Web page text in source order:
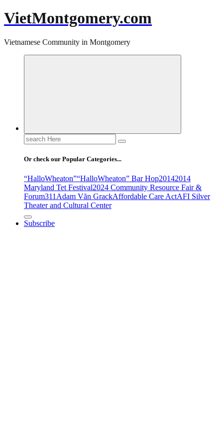
VietMontgomery.com
Vietnamese Community in Montgomery
Search
for:
Or check our Popular Categories...
“HalloWheaton”“HalloWheaton” Bar Hop20142014
Maryland Tet Festival2024 Community Resource Fair &
Forum311Adam Văn GrackAffordable Care ActAFI Silver
Theater and Cultural Center
Subscribe